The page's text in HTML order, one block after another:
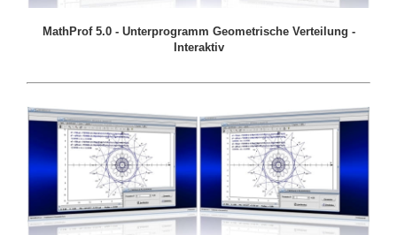
MathProf 5.0 - Unterprogramm Geometrische Verteilung -
Interaktiv